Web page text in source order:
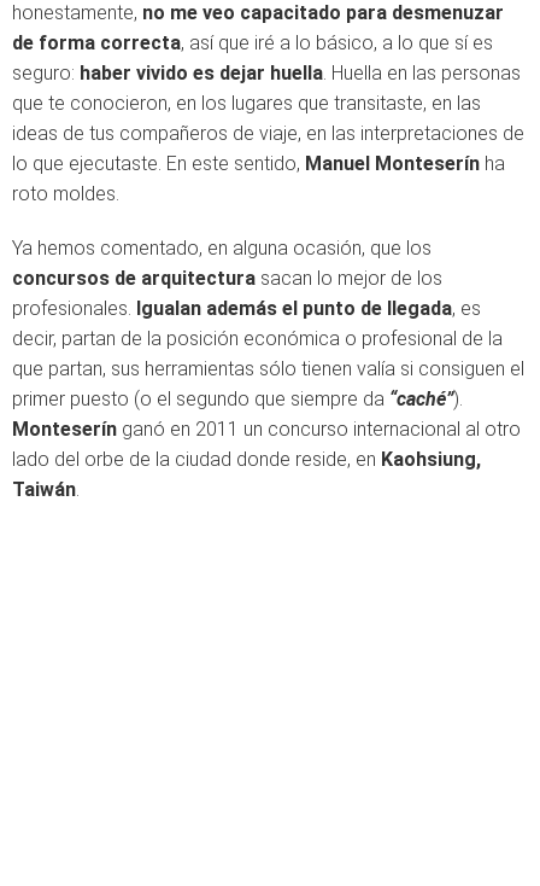
honestamente, no me veo capacitado para desmenuzar
de forma correcta, así que iré a lo básico, a lo que sí es
seguro: haber vivido es dejar huella. Huella en las personas
que te conocieron, en los lugares que transitaste, en las
ideas de tus compañeros de viaje, en las interpretaciones de
lo que ejecutaste. En este sentido, Manuel Monteserín ha
roto moldes.
Ya hemos comentado, en alguna ocasión, que los
concursos de arquitectura sacan lo mejor de los
profesionales. Igualan además el punto de llegada, es
decir, partan de la posición económica o profesional de la
que partan, sus herramientas sólo tienen valía si consiguen el
primer puesto (o el segundo que siempre da “caché”).
Monteserín ganó en 2011 un concurso internacional al otro
lado del orbe de la ciudad donde reside, en Kaohsiung,
Taiwán.